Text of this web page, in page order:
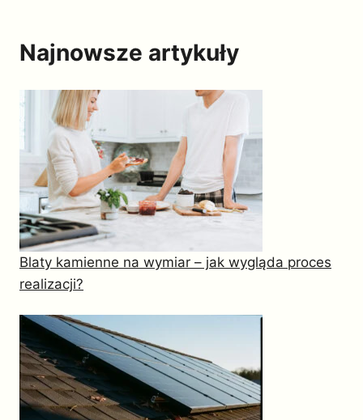
Najnowsze artykuły
Blaty kamienne na wymiar – jak wygląda proces
realizacji?